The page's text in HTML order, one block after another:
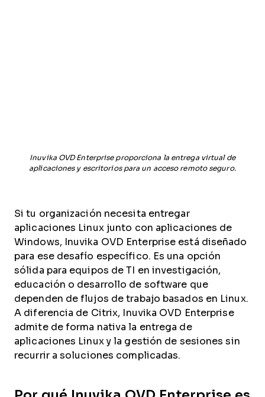
Inuvika OVD Enterprise proporciona la entrega virtual de
aplicaciones y escritorios para un acceso remoto seguro.
Si tu organización necesita entregar
aplicaciones Linux junto con aplicaciones de
Windows, Inuvika OVD Enterprise está diseñado
para ese desafío específico. Es una opción
sólida para equipos de TI en investigación,
educación o desarrollo de software que
dependen de flujos de trabajo basados en Linux.
A diferencia de Citrix, Inuvika OVD Enterprise
admite de forma nativa la entrega de
aplicaciones Linux y la gestión de sesiones sin
recurrir a soluciones complicadas.